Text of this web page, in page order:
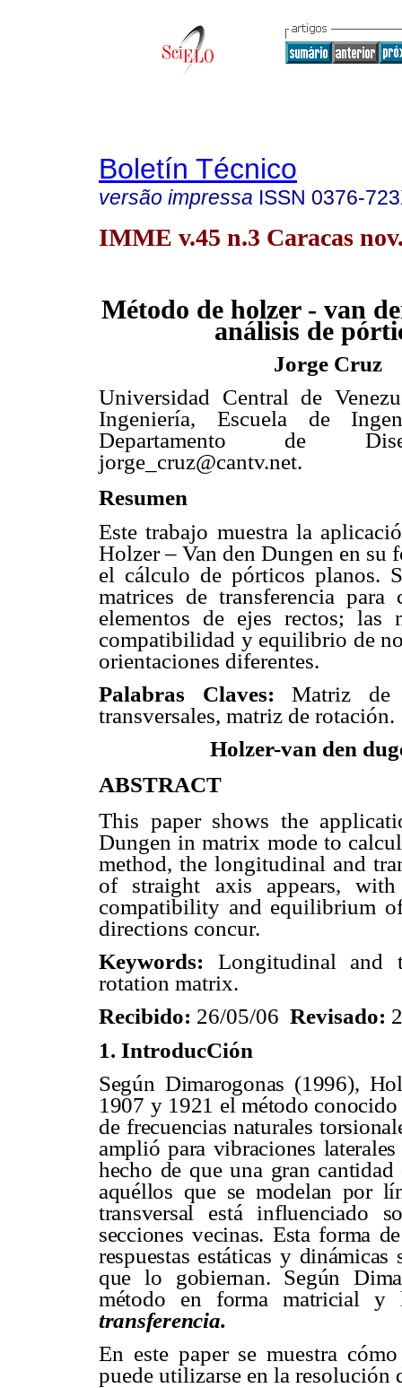
Boletín Técnico
versão impressa ISSN 0376-
IMME v.45 n.3 Caracas
Método de holzer - van
análisis de
Jorge Cruz
Universidad Central de
Ingeniería, Escuela de
Departamento de
jorge_cruz@cantv.net.
Resumen
Este trabajo muestra la
Holzer – Van den Dungen en su
el cálculo de pórticos planos.
matrices de transferencia para
elementos de ejes rectos; las
compatibilidad y equilibrio de
orientaciones diferentes.
Palabras Claves:
Matriz de
transversales, matriz de rotación.
Holzer-van den
ABSTRACT
This paper shows the
Dungen in matrix mode to
method, the longitudinal and
of straight axis appears,
compatibility and equilibrium
directions concur.
Keywords:
Longitudinal and
rotation matrix.
Recibido: 26/05/06 Revisado:
1. IntroducCión
Según Dimarogonas (1996),
1907 y 1921 el método
de frecuencias naturales
amplió para vibraciones
hecho de que una gran
aquéllos que se modelan por
transversal está influenciado
secciones vecinas. Esta forma
respuestas estáticas y dinámicas
que lo gobiernan. Según
método en forma matricial
transferencia.
En este paper se muestra
puede utilizarse en la resolución